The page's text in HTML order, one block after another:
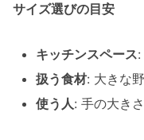
サイズ選びの目安
キッチンスペース
扱う食材: 大きな
使う人: 手の大き